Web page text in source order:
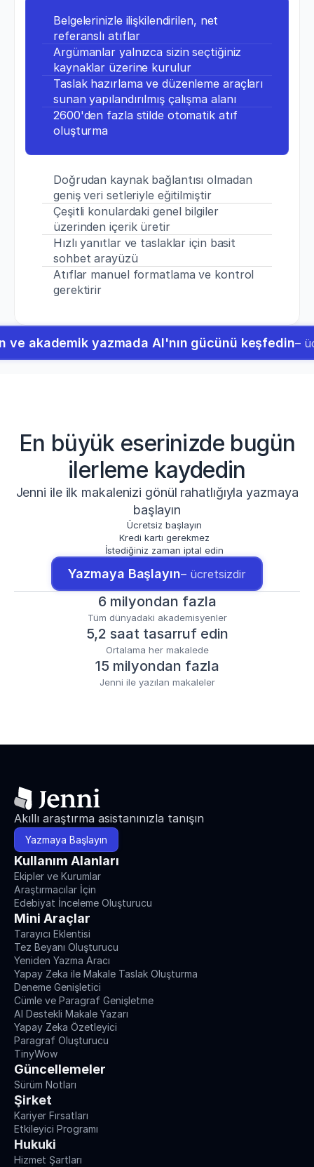
Belgelerinizle ilişkilendirilen, net
referanslı atıflar
Argümanlar yalnızca sizin seçtiğiniz
kaynaklar üzerine kurulur
Taslak hazırlama ve düzenleme araçları
sunan yapılandırılmış çalışma alanı
2600'den fazla stilde otomatik atıf
oluşturma
Doğrudan kaynak bağlantısı olmadan
geniş veri setleriyle eğitilmiştir
Çeşitli konulardaki genel bilgiler
üzerinden içerik üretir
Hızlı yanıtlar ve taslaklar için basit
sohbet arayüzü
Atıflar manuel formatlama ve kontrol
gerektirir
ve akademik yazmada AI'nın gücünü keşfedin–
En büyük eserinizde bugün
ilerleme kaydedin
Jenni ile ilk makalenizi gönül rahatlığıyla yazmaya
başlayın
Ücretsiz başlayın
Kredi kartı gerekmez
İstediğiniz zaman iptal edin
Yazmaya Başlayın– ücretsizdir
6 milyondan fazla
Tüm dünyadaki akademisyenler
5,2 saat tasarruf edin
Ortalama her makalede
15 milyondan fazla
Jenni ile yazılan makaleler
Akıllı araştırma asistanınızla tanışın
Yazmaya Başlayın
Kullanım Alanları
Ekipler ve Kurumlar
Araştırmacılar İçin
Edebiyat İnceleme Oluşturucu
Mini Araçlar
Tarayıcı Eklentisi
Tez Beyanı Oluşturucu
Yeniden Yazma Aracı
Yapay Zeka ile Makale Taslak Oluşturma
Deneme Genişletici
Cümle ve Paragraf Genişletme
AI Destekli Makale Yazarı
Yapay Zeka Özetleyici
Paragraf Oluşturucu
TinyWow
Güncellemeler
Sürüm Notları
Şirket
Kariyer Fırsatları
Etkileyici Programı
Hukuki
Hizmet Şartları